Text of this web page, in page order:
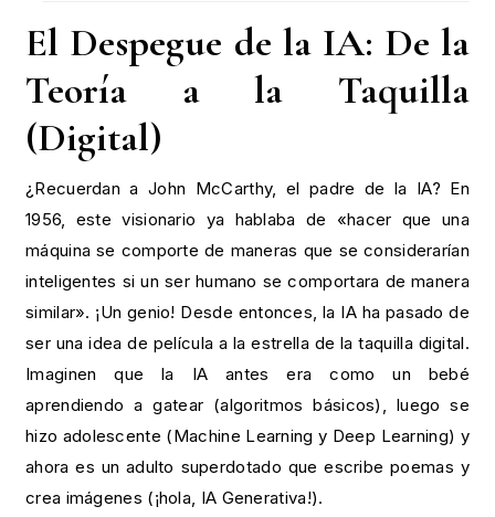
El Despegue de la IA: De la
Teoría a la Taquilla
(Digital)
¿Recuerdan a John McCarthy, el padre de la IA? En
1956, este visionario ya hablaba de «hacer que una
máquina se comporte de maneras que se considerarían
inteligentes si un ser humano se comportara de manera
similar». ¡Un genio! Desde entonces, la IA ha pasado de
ser una idea de película a la estrella de la taquilla digital.
Imaginen que la IA antes era como un bebé
aprendiendo a gatear (algoritmos básicos), luego se
hizo adolescente (Machine Learning y Deep Learning) y
ahora es un adulto superdotado que escribe poemas y
crea imágenes (¡hola, IA Generativa!).